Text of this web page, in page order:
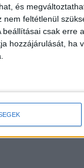
és
feltétlenül
beállításai csak
hozzájárulását, ha